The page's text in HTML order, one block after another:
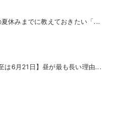
休みまでに教えておきたい「...
は6月21日】昼が最も長い理由...